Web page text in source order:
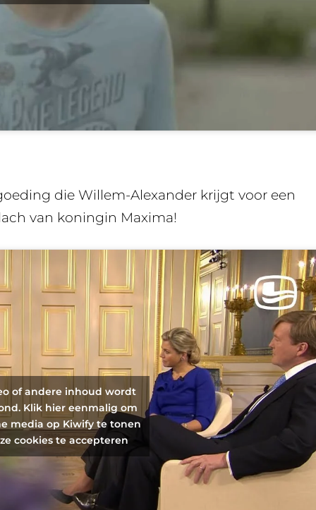
die Willem-Alexander krijgt voor een
van koningin Maxima!
of andere inhoud wordt
Klik hier eenmalig om
media op Kiwify te tonen
cookies te accepteren